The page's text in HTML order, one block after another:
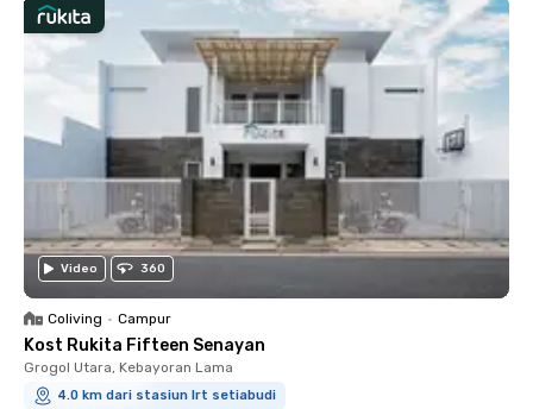
Video 360
Coliving • Campur
Kost Rukita Fifteen Senayan
Grogol Utara, Kebayoran Lama
4.0 km dari stasiun lrt setiabudi